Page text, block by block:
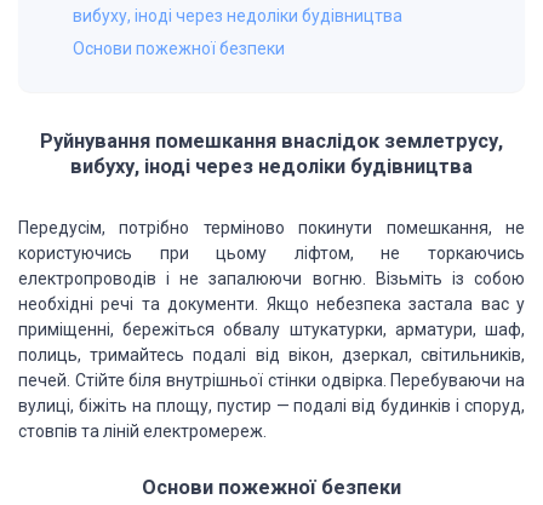
вибуху, іноді через недоліки будівництва
Основи пожежної безпеки
Руйнування помешкання внаслідок землетрусу,
вибуху, іноді через недоліки будівництва
Передусім, потрібно терміново покинути помешкання, не
користуючись при цьому ліфтом, не торкаючись
електропроводів і не запалюючи вогню. Візьміть із собою
необхідні речі та документи. Якщо небезпека застала вас у
приміщенні, бережіться обвалу штукатурки, арматури, шаф,
полиць, тримайтесь подалі від вікон, дзеркал, світильників,
печей. Стійте біля внутрішньої стінки одвірка. Перебуваючи на
вулиці, біжіть на площу, пустир — подалі від будинків і споруд,
стовпів та ліній електромереж.
Основи пожежної безпеки